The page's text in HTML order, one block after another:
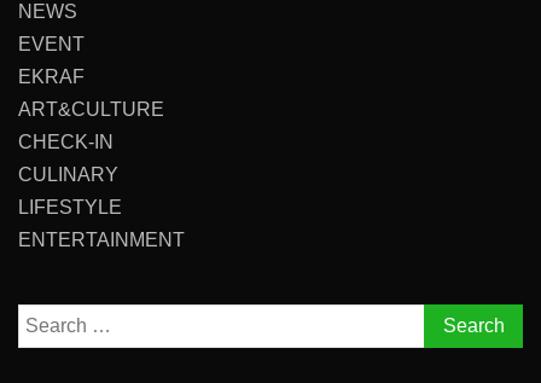
NEWS
EVENT
EKRAF
ART&CULTURE
CHECK-IN
CULINARY
LIFESTYLE
ENTERTAINMENT
Search
for: